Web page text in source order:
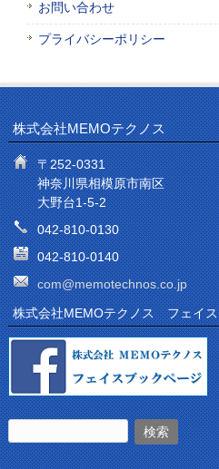
お問い合わせ
プライバシーポリシー
株式会社MEMOテクノス
〒252-0331
神奈川県相模原市南区
大野台1-5-2
042-810-0130
042-810-0140
com@memotechnos.co.jp
株式会社MEMOテクノス フェイ